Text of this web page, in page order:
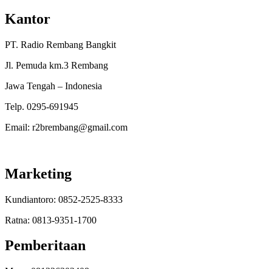
Kantor
PT. Radio Rembang Bangkit
Jl. Pemuda km.3 Rembang
Jawa Tengah – Indonesia
Telp. 0295-691945
Email: r2brembang@gmail.com
Marketing
Kundiantoro: 0852-2525-8333
Ratna: 0813-9351-1700
Pemberitaan